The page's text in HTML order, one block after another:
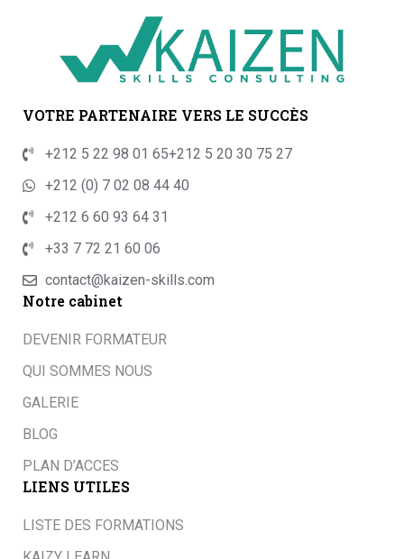
VOTRE PARTENAIRE VERS LE SUCCÈS
+212 5 22 98 01 65+212 5 20 30 75 27
+212 (0) 7 02 08 44 40
+212 6 60 93 64 31
+33 7 72 21 60 06
contact@kaizen-skills.com
Notre cabinet
DEVENIR FORMATEUR
QUI SOMMES NOUS
GALERIE
BLOG
PLAN D’ACCES
LIENS UTILES
LISTE DES FORMATIONS